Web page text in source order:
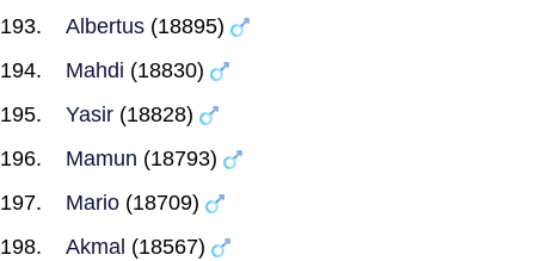
Albertus (18895)
Mahdi (18830)
Yasir (18828)
Mamun (18793)
Mario (18709)
Akmal (18567)